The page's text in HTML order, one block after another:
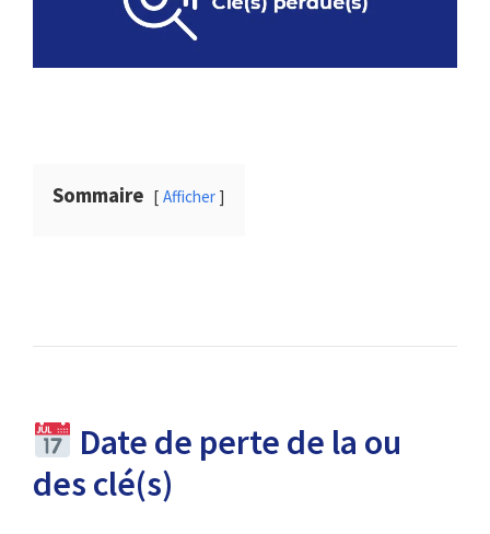
Sommaire Afficher
Date de perte de la ou
des clé(s)